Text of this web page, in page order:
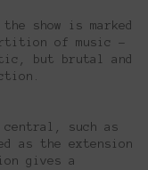
show is marked
of music –
but brutal and
central, such as
as the extension
gives a